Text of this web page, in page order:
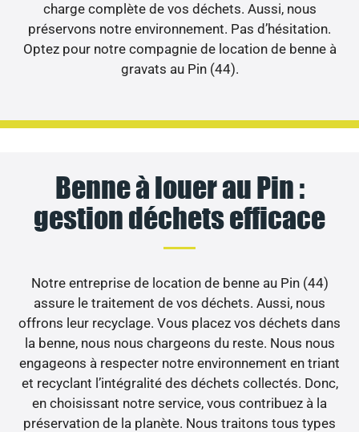
charge complète de vos déchets. Aussi, nous
préservons notre environnement. Pas d’hésitation.
Optez pour notre compagnie de location de benne à
gravats au Pin (44).
Benne à louer au Pin :
gestion déchets efficace
Notre entreprise de location de benne au Pin (44)
assure le traitement de vos déchets. Aussi, nous
offrons leur recyclage. Vous placez vos déchets dans
la benne, nous nous chargeons du reste. Nous nous
engageons à respecter notre environnement en triant
et recyclant l’intégralité des déchets collectés. Donc,
en choisissant notre service, vous contribuez à la
préservation de la planète. Nous traitons tous types